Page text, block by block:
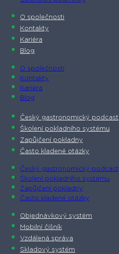
O společnosti​
Kontakty
Kariéra
Blog
O společnosti​
Kontakty
Kariéra
Blog
Český gastronomický podcast​
Školení pokladního systému
Zapůjčení pokladny
Často kladené otázky
Český gastronomický podcast​
Školení pokladního systému
Zapůjčení pokladny
Často kladené otázky
Objednávkový systém
Mobilní číšník
Vzdálená správa
Skladový systém